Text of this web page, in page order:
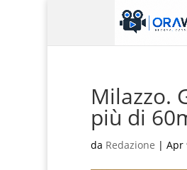
Milazzo.
più di
da Redazione | Apr